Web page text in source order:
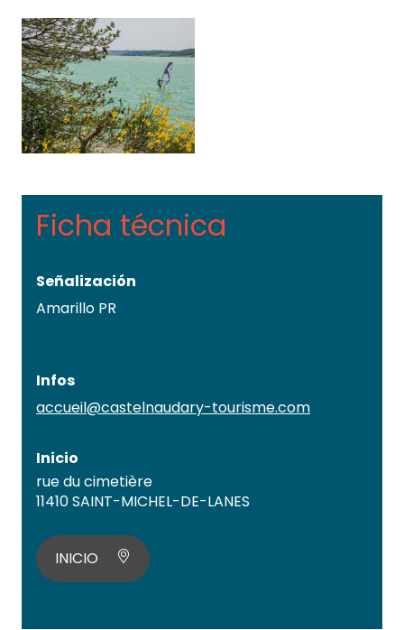
Ficha técnica
Señalización
Amarillo PR
Infos
accueil@castelnaudary-tourisme.com
Inicio
rue du cimetière
11410 SAINT-MICHEL-DE-LANES
INICIO